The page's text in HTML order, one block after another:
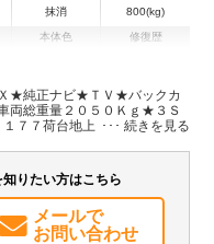
抹消 800(kg)
本体色 修復歴
コ
★純正ナビ★ＴＶ★バックカ
総重量２０５０Ｋｇ★３Ｓ
７７荷台地上高約７２ｃｍ★
ー
知りたい方はこちら
メールで
お問い合わせ